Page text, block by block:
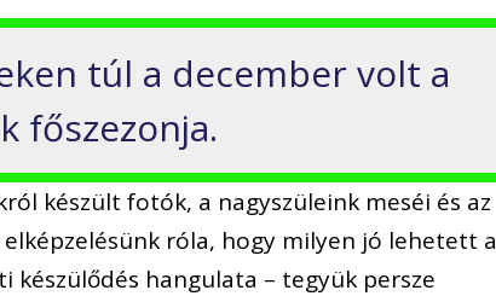
túl a december volt a
főszezonja.
készült fotók, a nagyszüleink meséi és az
róla, hogy milyen jó lehetett a
készülődés hangulata – tegyük persze